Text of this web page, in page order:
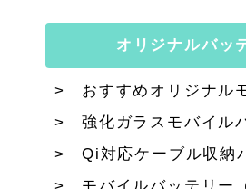
オリジナルバッ
おすすめオリジナル
強化ガラスモバイル
Qi対応ケーブル収納